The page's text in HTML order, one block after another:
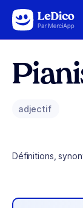
Aller au contenu
adjectif
Définitions,